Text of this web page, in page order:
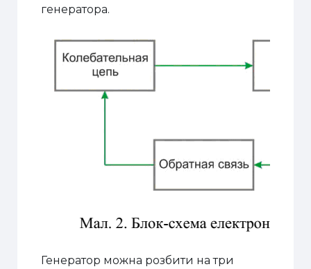
генератора.
Генератор можна розбити на три